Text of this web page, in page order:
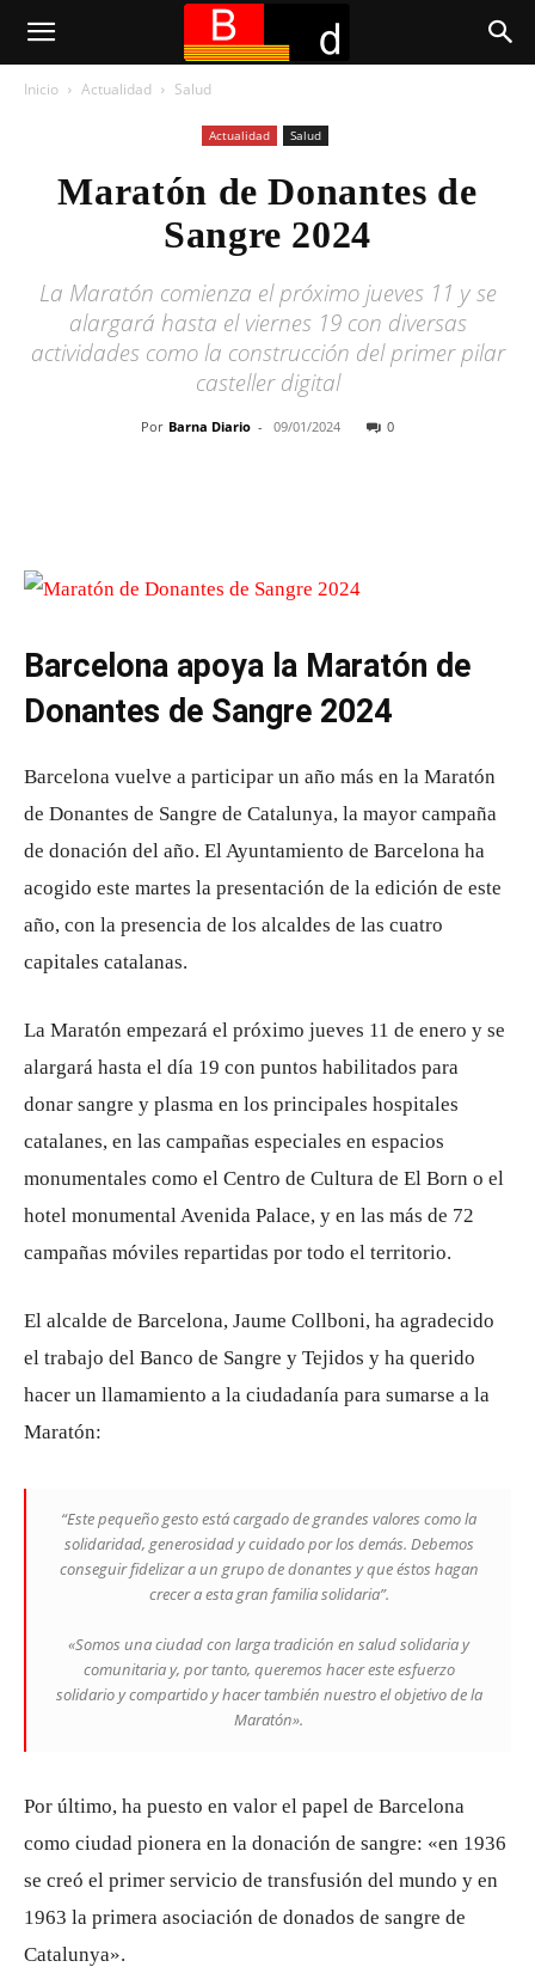
Inicio Actualidad Salud
Actualidad Salud
Maratón de Donantes de
Sangre 2024
La Maratón comienza el próximo jueves 11 y se
alargará hasta el viernes 19 con diversas
actividades como la construcción del primer pilar
casteller digital
Por Barna Diario - 09/01/2024 0
Barcelona apoya la Maratón de
Donantes de Sangre 2024
Barcelona vuelve a participar un año más en la Maratón
de Donantes de Sangre de Catalunya, la mayor campaña
de donación del año. El Ayuntamiento de Barcelona ha
acogido este martes la presentación de la edición de este
año, con la presencia de los alcaldes de las cuatro
capitales catalanas.
La Maratón empezará el próximo jueves 11 de enero y se
alargará hasta el día 19 con puntos habilitados para
donar sangre y plasma en los principales hospitales
catalanes, en las campañas especiales en espacios
monumentales como el Centro de Cultura de El Born o el
hotel monumental Avenida Palace, y en las más de 72
campañas móviles repartidas por todo el territorio.
El alcalde de Barcelona, ​​Jaume Collboni, ha agradecido
el trabajo del Banco de Sangre y Tejidos y ha querido
hacer un llamamiento a la ciudadanía para sumarse a la
Maratón:
“Este pequeño gesto está cargado de grandes valores como la
solidaridad, generosidad y cuidado por los demás. Debemos
conseguir fidelizar a un grupo de donantes y que éstos hagan
crecer a esta gran familia solidaria”.
«Somos una ciudad con larga tradición en salud solidaria y
comunitaria y, por tanto, queremos hacer este esfuerzo
solidario y compartido y hacer también nuestro el objetivo de la
Maratón».
Por último, ha puesto en valor el papel de Barcelona
como ciudad pionera en la donación de sangre: «en 1936
se creó el primer servicio de transfusión del mundo y en
1963 la primera asociación de donados de sangre de
Catalunya».